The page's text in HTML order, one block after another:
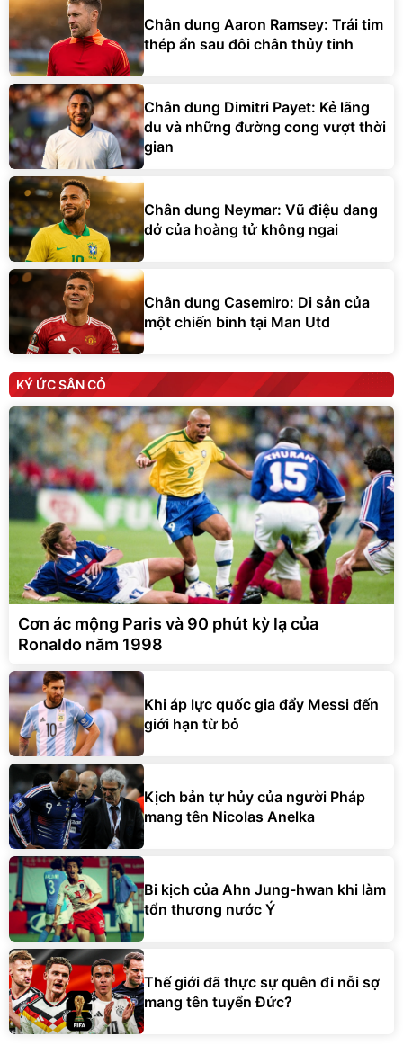
Chân dung Aaron Ramsey: Trái tim
thép ẩn sau đôi chân thủy tinh
Chân dung Dimitri Payet: Kẻ lãng
du và những đường cong vượt thời
gian
Chân dung Neymar: Vũ điệu dang
dở của hoàng tử không ngai
Chân dung Casemiro: Di sản của
một chiến binh tại Man Utd
KÝ ỨC SÂN CỎ
Cơn ác mộng Paris và 90 phút kỳ lạ của
Ronaldo năm 1998
Khi áp lực quốc gia đẩy Messi đến
giới hạn từ bỏ
Kịch bản tự hủy của người Pháp
mang tên Nicolas Anelka
Bi kịch của Ahn Jung-hwan khi làm
tổn thương nước Ý
Thế giới đã thực sự quên đi nỗi sợ
mang tên tuyển Đức?